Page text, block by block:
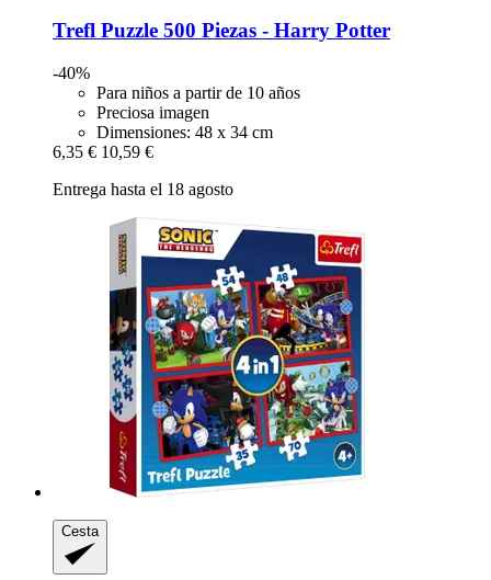
Trefl Puzzle 500 Piezas -​ Harry Potter
-40%
Para niños a partir de 10 años
Preciosa imagen
Dimensiones: 48 x 34 cm
6,35 € 10,59 €
Entrega hasta el 18 agosto
Cesta